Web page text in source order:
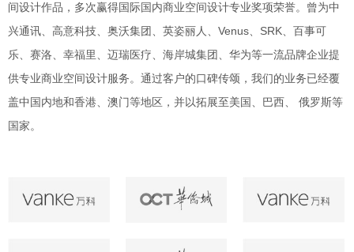
间设计作品，多次赢得国际国内商业空间设计专业奖项荣誉。曾为中
兴通讯、高意科技、奥沃集团、英姿丽人、Venus、SRK、百事可
乐、赛洛、幸福里、迈瑞医疗、海岸城集团、华为等一流品牌企业提
供专业商业空间设计服务。通过客户的口碑传颂，我们的业务已经覆
盖中国内地和香港、澳门等地区，并以拓展至美国、巴西、 俄罗斯等
国家。